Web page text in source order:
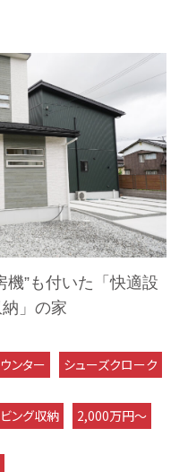
機”も付いた「快適設
」の家
ンター シューズクローク
ビング収納 2,000万円～